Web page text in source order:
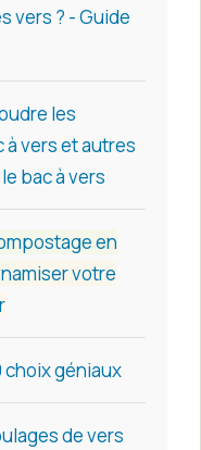
vers ? - Guide
les
à vers et autres
bac à vers
en
votre
choix géniaux
de vers